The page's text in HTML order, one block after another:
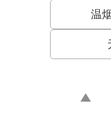
温